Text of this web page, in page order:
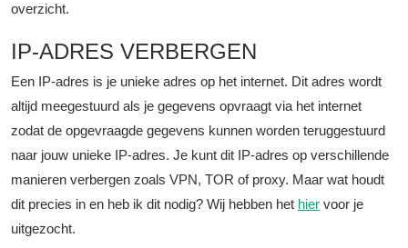
overzicht.
IP-ADRES VERBERGEN
Een IP-adres is je unieke adres op het internet. Dit adres wordt
altijd meegestuurd als je gegevens opvraagt via het internet
zodat de opgevraagde gegevens kunnen worden teruggestuurd
naar jouw unieke IP-adres. Je kunt dit IP-adres op verschillende
manieren verbergen zoals VPN, TOR of proxy. Maar wat houdt
dit precies in en heb ik dit nodig? Wij hebben het hier voor je
uitgezocht.